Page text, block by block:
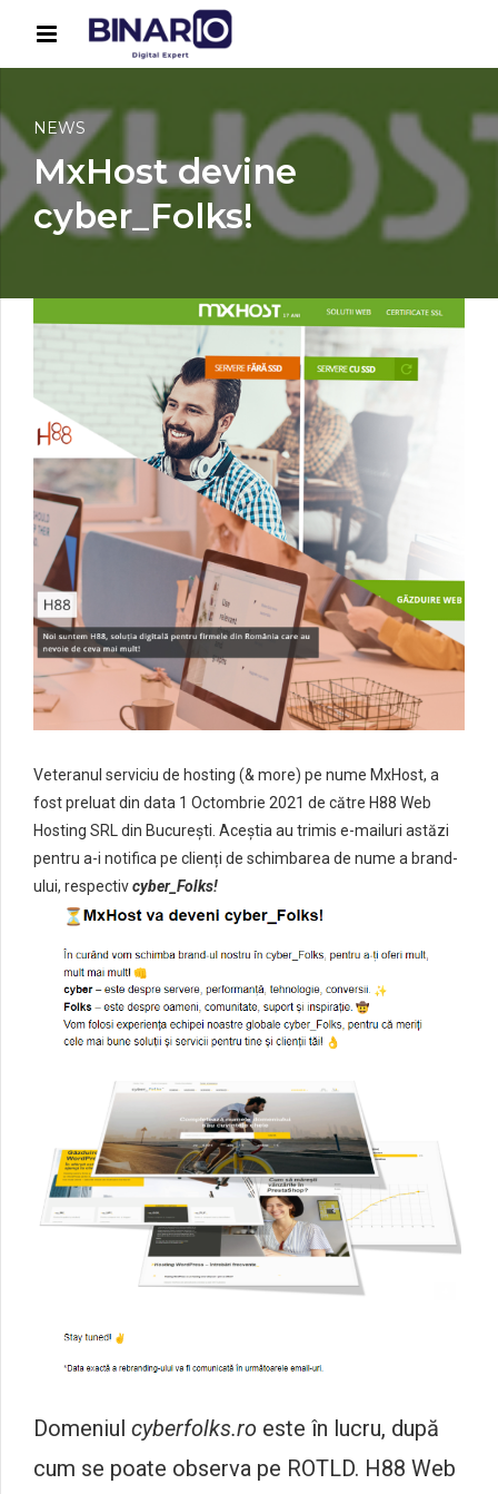
NEWS
MxHost devine
cyber_Folks!
Veteranul serviciu de hosting (& more) pe nume MxHost, a
fost preluat din data 1 Octombrie 2021 de către H88 Web
Hosting SRL din București. Aceștia au trimis e-mailuri astăzi
pentru a-i notifica pe clienți de schimbarea de nume a brand-
ului, respectivcyber_Folks!
Domeniul cyberfolks.ro este în lucru, după
cum se poate observa pe ROTLD. H88 Web